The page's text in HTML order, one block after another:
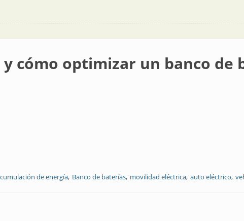
cómo optimizar un banco de
de energía Banco de baterías movilidad eléctrica auto eléctrico
un banco de baterías